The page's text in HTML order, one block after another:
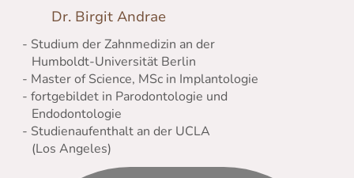
Dr. Birgit Andrae
- Studium der Zahnmedizin an der
Humboldt-Universität Berlin
- Master of Science, MSc in Implantologie
- fortgebildet in Parodontologie und
Endodontologie
- Studienaufenthalt an der UCLA
(Los Angeles)